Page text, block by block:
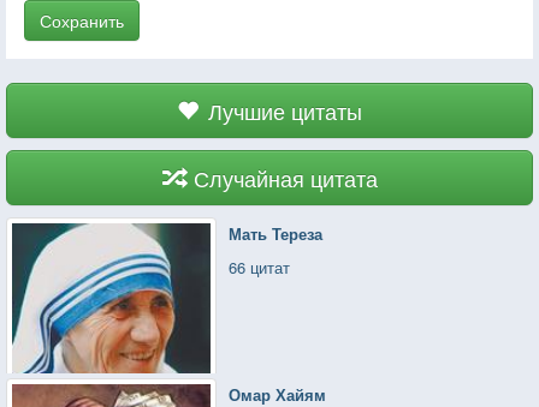
Сохранить
Лучшие цитаты
Случайная цитата
Мать Тереза
66 цитат
Омар Хайям